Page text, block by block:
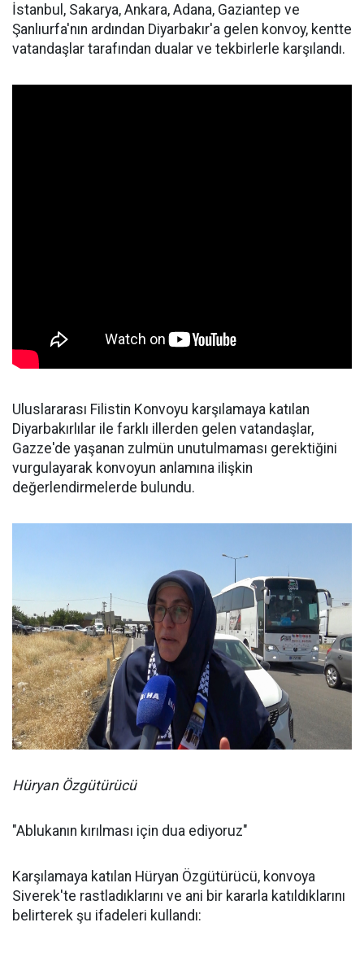
İstanbul, Sakarya, Ankara, Adana, Gaziantep ve
Şanlıurfa'nın ardından Diyarbakır'a gelen konvoy, kentte
vatandaşlar tarafından dualar ve tekbirlerle karşılandı.
Uluslararası Filistin Konvoyu karşılamaya katılan
Diyarbakırlılar ile farklı illerden gelen vatandaşlar,
Gazze'de yaşanan zulmün unutulmaması gerektiğini
vurgulayarak konvoyun anlamına ilişkin
değerlendirmelerde bulundu.
Hüryan Özgütürücü
"Ablukanın kırılması için dua ediyoruz"
Karşılamaya katılan Hüryan Özgütürücü, konvoya
Siverek'te rastladıklarını ve ani bir kararla katıldıklarını
belirterek şu ifadeleri kullandı: